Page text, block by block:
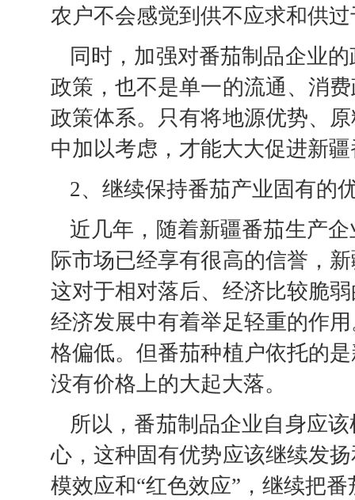
农户不会感觉到供不应求和供
同时，加强对番茄制品企业
政策，也不是单一的流通、消
政策体系。只有将地源优势、
中加以考虑，才能大大促进新
2、继续保持番茄产业固有的
近几年，随着新疆番茄生产
际市场已经享有很高的信誉，
这对于相对落后、经济比较脆
经济发展中有着举足轻重的作
格偏低。但番茄种植户依托的
没有价格上的大起大落。
所以，番茄制品企业自身应
心，这种固有优势应该继续发
模效应和“红色效应”，继续把